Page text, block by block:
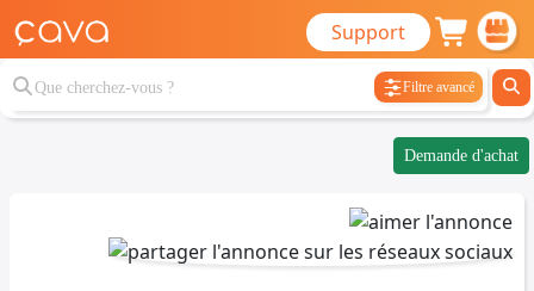
Support
Filtre avancé
Demande d'achat